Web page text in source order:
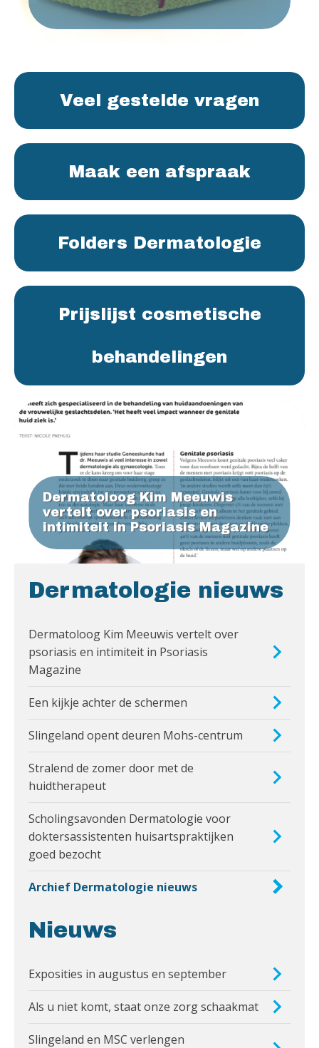
Veel gestelde vragen
Maak een afspraak
Folders Dermatologie
Prijslijst cosmetische
behandelingen
Dermatoloog Kim Meeuwis
vertelt over psoriasis en
intimiteit in Psoriasis Magazine
Dermatologie nieuws
Dermatoloog Kim Meeuwis vertelt over
psoriasis en intimiteit in Psoriasis
Magazine
Een kijkje achter de schermen
Slingeland opent deuren Mohs-centrum
Stralend de zomer door met de
huidtherapeut
Scholingsavonden Dermatologie voor
doktersassistenten huisartspraktijken
goed bezocht
Archief Dermatologie nieuws
Nieuws
Exposities in augustus en september
Als u niet komt, staat onze zorg schaakmat
Slingeland en MSC verlengen